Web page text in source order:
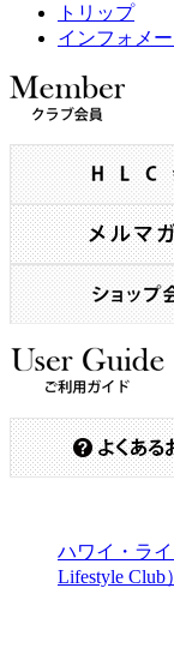
トリップ
インフォメ
ハワイ・ラ
Lifestyle Club）